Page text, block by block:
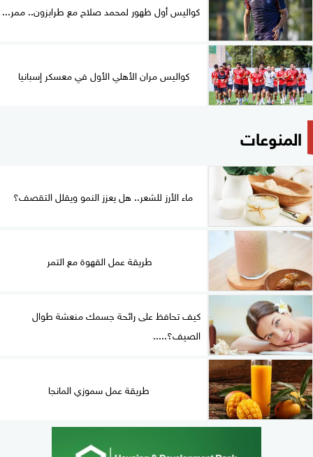
كواليس أول ظهور لمحمد صلاح مع طرابزون.. ممر...
كواليس مران الأهلي الأول في معسكر إسبانيا
المنوعات
ماء الأرز للشعر.. هل يعزز النمو ويقلل التقصف؟
طريقة عمل القهوة مع التمر
كيف تحافظ على رائحة جسمك منعشة طوال
الصيف؟.....
طريقة عمل سموزي المانجا